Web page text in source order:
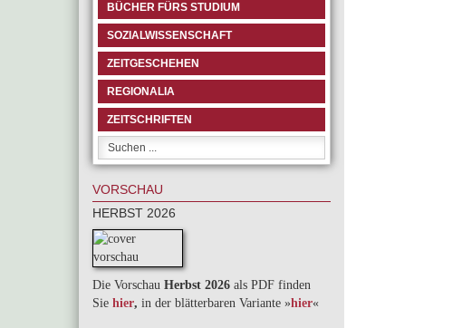
BÜCHER FÜRS STUDIUM
SOZIALWISSENSCHAFT
ZEITGESCHEHEN
REGIONALIA
ZEITSCHRIFTEN
VORSCHAU
HERBST 2026
Die Vorschau Herbst 2026 als PDF finden
Sie hier, in der blätterbaren Variante »hier«